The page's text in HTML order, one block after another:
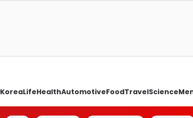
KoreaLifeHealthAutomotiveFoodTravelScience